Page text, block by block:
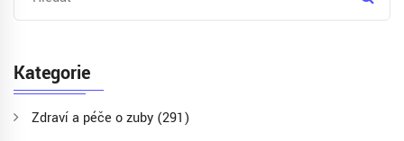
Kategorie
Zdraví a péče o zuby (291)